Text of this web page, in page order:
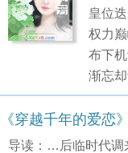
皇位
权力
布下
渐忘
导读：…后临时代调